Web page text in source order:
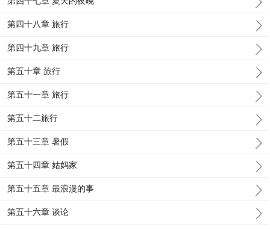
第四十八章 旅行
第四十九章 旅行
第五十章 旅行
第五十一章 旅行
第五十二旅行
第五十三章 暑假
第五十四章 姑妈家
第五十五章 最浪漫的事
第五十六章 谈论